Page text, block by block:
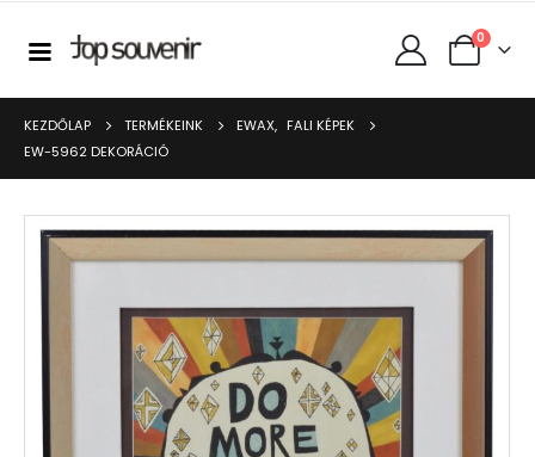
0
KEZDŐLAP TERMÉKEINK EWAX, FALI KÉPEK
EW-5962 DEKORÁCIÓ